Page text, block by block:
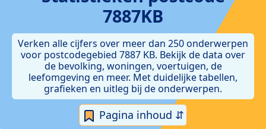
7887KB
Verken alle cijfers over meer dan 250 onderwerpen
voor postcodegebied 7887 KB. Bekijk de data over
de bevolking, woningen, voertuigen, de
leefomgeving en meer. Met duidelijke tabellen,
grafieken en uitleg bij de onderwerpen.
Pagina inhoud ⇵